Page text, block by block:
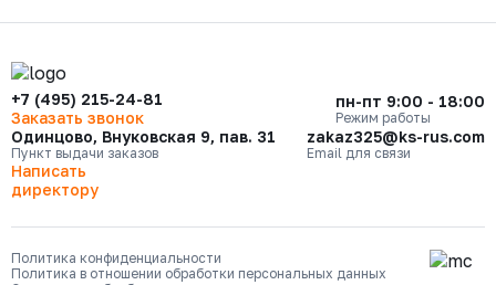
+7 (495) 215-24-81
Заказать звонок
пн-пт 9:00 - 18:00
Режим работы
Одинцово, Внуковская 9, пав. 31
Пункт выдачи заказов
zakaz325@ks-rus.com
Email для связи
Написать
директору
Политика конфиденциальности
Политика в отношении обработки персональных данных